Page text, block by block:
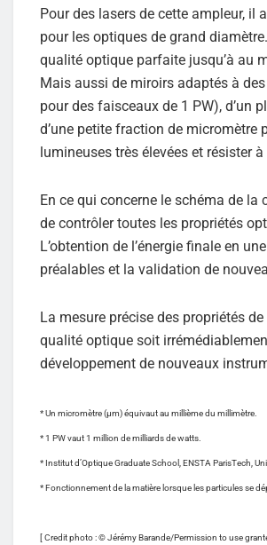
Pour des lasers de cette ampleur,
pour les optiques de grand
qualité optique parfaite jusqu’à au
Mais aussi de miroirs adaptés à
pour des faisceaux de 1 PW), d’un
d’une petite fraction de
lumineuses très élevées et résister
En ce qui concerne le schéma de
de contrôler toutes les propriétés
L’obtention de l’énergie finale en
préalables et la validation de
La mesure précise des propriétés
qualité optique soit
développement de nouveaux
* Un micromètre (µm) équivaut au millième du millimètre.
* 1 PW vaut 1 million de milliards de watts.
* Institut d’Optique Graduate School, ENSTA ParisTech,
* Fonctionnement de la matière lorsque les particules se
[ Credit photo : © Jérémy Barande/Permission to use